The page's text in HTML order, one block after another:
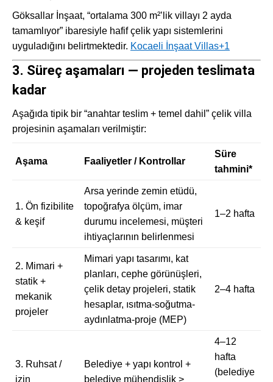
Göksallar İnşaat, “ortalama 300 m²’lik villayı 2 ayda
tamamlıyor” ibaresiyle hafif çelik yapı sistemlerini
uyguladığını belirtmektedir. Kocaeli İnşaat Villas+1
3. Süreç aşamaları — projeden teslimata
kadar
Aşağıda tipik bir “anahtar teslim + temel dahil” çelik villa
projesinin aşamaları verilmiştir:
Aşama Faaliyetler / Kontrollar
Süre
tahmini*
1. Ön fizibilite
& keşif
Arsa yerinde zemin etüdü,
topoğrafya ölçüm, imar
durumu incelemesi, müşteri
ihtiyaçlarının belirlenmesi
1–2 hafta
2. Mimari +
statik +
mekanik
projeler
Mimari yapı tasarımı, kat
planları, cephe görünüşleri,
çelik detay projeleri, statik
hesaplar, ısıtma-soğutma-
aydınlatma-proje (MEP)
2–4 hafta
3. Ruhsat /
izin
Belediye + yapı kontrol +
belediye mühendislik >
4–12
hafta
(belediye